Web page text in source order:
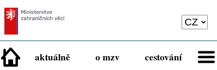
aktuálně o mzv cestování